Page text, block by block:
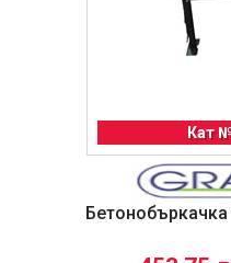
Кат
Бетонобъркачка